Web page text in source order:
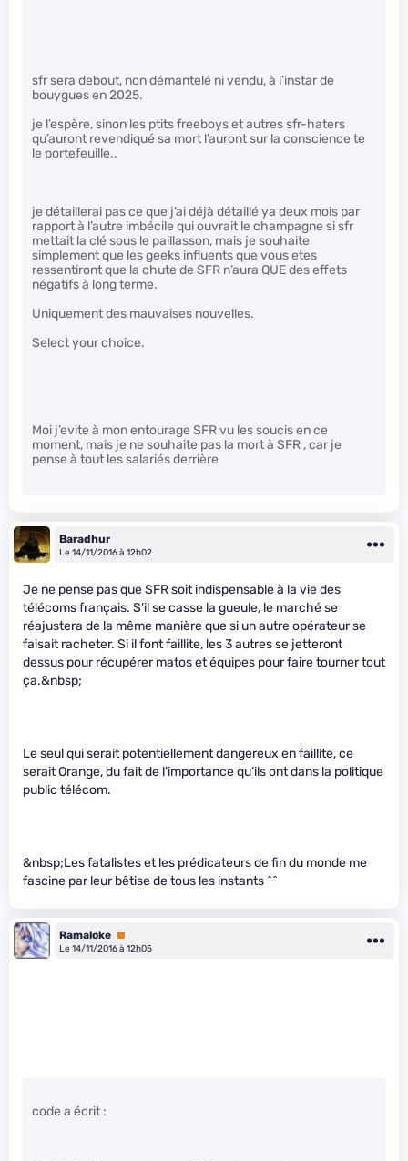
sfr sera debout, non démantelé ni vendu, à l’instar de
bouygues en 2025.
je l’espère, sinon les ptits freeboys et autres sfr-haters
qu’auront revendiqué sa mort l’auront sur la conscience te
le portefeuille..
je détaillerai pas ce que j’ai déjà détaillé ya deux mois par
rapport à l’autre imbécile qui ouvrait le champagne si sfr
mettait la clé sous le paillasson, mais je souhaite
simplement que les geeks influents que vous etes
ressentiront que la chute de SFR n’aura QUE des effets
négatifs à long terme.
Uniquement des mauvaises nouvelles.
Select your choice.
Moi j’evite à mon entourage SFR vu les soucis en ce
moment, mais je ne souhaite pas la mort à SFR , car je
pense à tout les salariés derrière
Baradhur
Le 14/11/2016 à 12h02
Je ne pense pas que SFR soit indispensable à la vie des
télécoms français. S’il se casse la gueule, le marché se
réajustera de la même manière que si un autre opérateur se
faisait racheter. Si il font faillite, les 3 autres se jetteront
dessus pour récupérer matos et équipes pour faire tourner tout
ça.&nbsp;
Le seul qui serait potentiellement dangereux en faillite, ce
serait Orange, du fait de l’importance qu’ils ont dans la politique
public télécom.
&nbsp;Les fatalistes et les prédicateurs de fin du monde me
fascine par leur bêtise de tous les instants ^^
Ramaloke Premium
Le 14/11/2016 à 12h05
code a écrit :